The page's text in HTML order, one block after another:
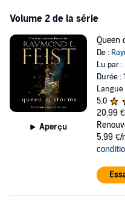
espionage and assassination:
masters of the order; Hava, a
can set any opponent on their
lad in whom fury and calm
and fiery shade of red…
Volume 2 de la série
Aperçu
Queen
De :
Lu par :
Durée :
Langue
5,0
20,99 €
5,99 €/